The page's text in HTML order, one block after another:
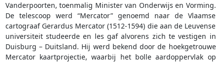
Vanderpoorten, toenmalig Minister van Onderwijs en Vorming.
De telescoop werd “Mercator” genoemd naar de Vlaamse
cartograaf Gerardus Mercator (1512-1594) die aan de Leuvense
universiteit studeerde en les gaf alvorens zich te vestigen in
Duisburg – Duitsland. Hij werd bekend door de hoekgetrouwe
Mercator kaartprojectie, waarbij het bolle aardoppervlak op